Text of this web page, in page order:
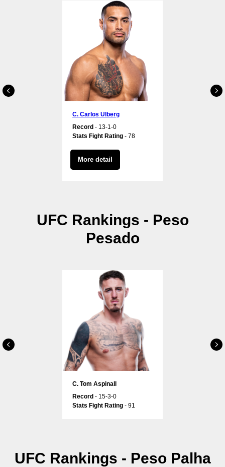
C. Carlos Ulberg
Record - 13-1-0
Stats Fight Rating - 78
More detail
UFC Rankings - Peso
Pesado
С. Tom Aspinall
Record - 15-3-0
Stats Fight Rating - 91
UFC Rankings - Peso Palha